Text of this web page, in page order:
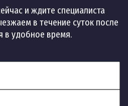
и ждите специалиста
в течение суток после
в удобное время.